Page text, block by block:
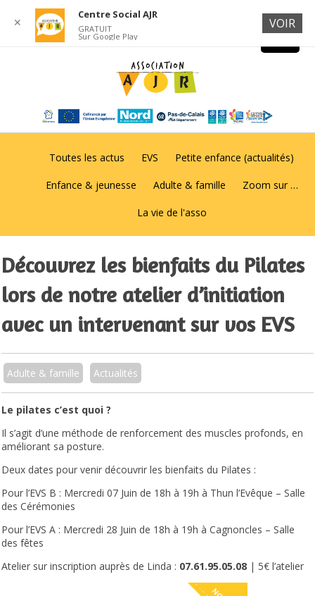
Toutes les actus EVS Petite enfance (actualités)
Enfance & jeunesse Adulte & famille Zoom sur …
La vie de l'asso
Découvrez les bienfaits du Pilates
lors de notre atelier d’initiation
avec un intervenant sur vos EVS
Adulte & famille Actualités
Le pilates c’est quoi ?
Il s’agit d’une méthode de renforcement des muscles profonds, en
améliorant sa posture.
Deux dates pour venir découvrir les bienfaits du Pilates :
Pour l’EVS B : Mercredi 07 Juin de 18h à 19h à Thun l’Evêque – Salle
des Cérémonies
Pour l’EVS A : Mercredi 28 Juin de 18h à 19h à Cagnoncles – Salle
des fêtes
Atelier sur inscription auprès de Linda : 07.61.95.05.08 | 5€ l’atelier
✕
Centre Social AJR
GRATUIT
Sur Google Play
VOIR